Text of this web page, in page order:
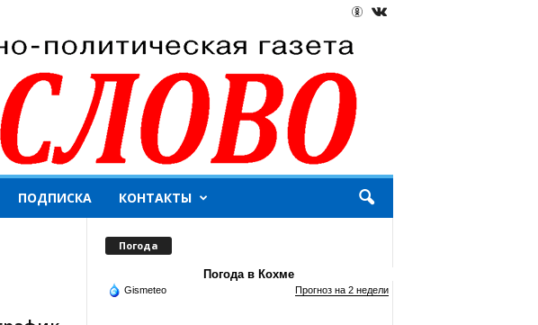
ПОДПИСКА КОНТАКТЫ
Погода
Погода в Кохме
Gismeteo Прогноз на 2 недели